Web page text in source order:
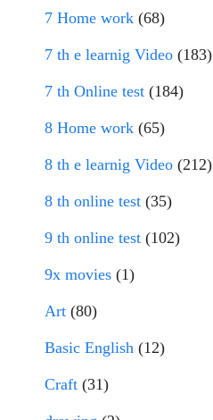
7 Home work (68)
7 th e learnig Video (183)
7 th Online test (184)
8 Home work (65)
8 th e learnig Video (212)
8 th online test (35)
9 th online test (102)
9x movies (1)
Art (80)
Basic English (12)
Craft (31)